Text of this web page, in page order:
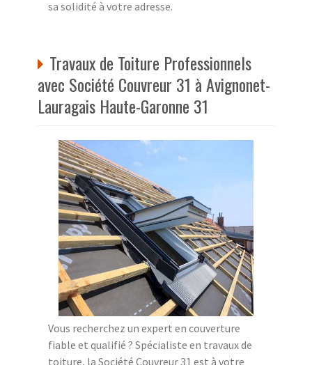
sa solidité à votre adresse.
Travaux de Toiture Professionnels
avec Société Couvreur 31 à Avignonet-
Lauragais Haute-Garonne 31
Vous recherchez un expert en couverture
fiable et qualifié ? Spécialiste en travaux de
toiture, la Société Couvreur 31 est à votre